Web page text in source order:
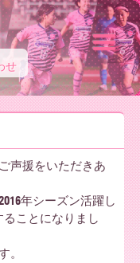
せ
声援をいただきあ
年シーズン活躍し
ことになりまし
。